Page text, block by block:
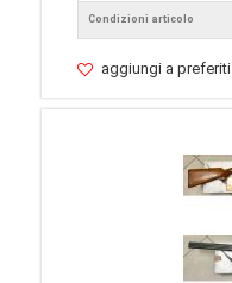
Condizioni articolo
aggiungi a preferiti